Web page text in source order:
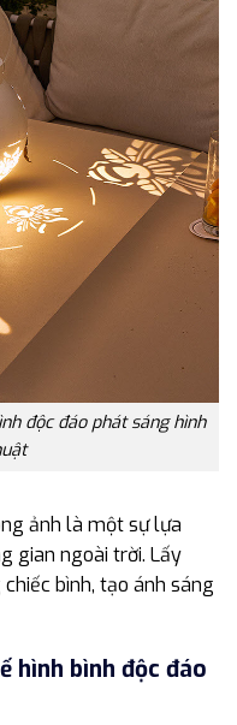
độc đáo phát sáng hình
ảnh là một sự lựa
gian ngoài trời. Lấy
bình, tạo ánh sáng
hình bình độc đáo